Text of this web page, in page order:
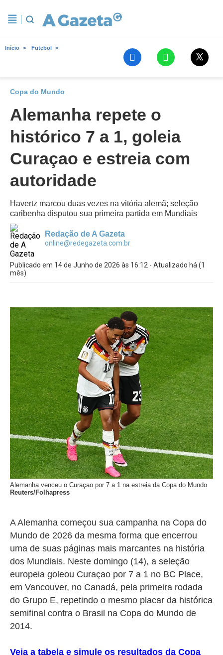
Início Futebol
Copa do Mundo
Alemanha repete o
histórico 7 a 1, goleia
Curaçao e estreia com
autoridade
Havertz marcou duas vezes na vitória alemã; seleção
caribenha disputou sua primeira partida em Mundiais
Redação de A Gazeta
online@redegazeta.com.br
Publicado em 14 de Junho de 2026 às 16:12 - Atualizado há (1
mês)
Alemanha venceu o Curaçao por 7 a 1 na estreia da Copa do Mundo
Reuters/Folhapress
A Alemanha começou sua campanha na Copa do
Mundo de 2026 da mesma forma que encerrou
uma de suas páginas mais marcantes na história
dos Mundiais. Neste domingo (14), a seleção
europeia goleou Curaçao por 7 a 1 no BC Place,
em Vancouver, no Canadá, pela primeira rodada
do Grupo E, repetindo o mesmo placar da histórica
semifinal contra o Brasil na Copa do Mundo de
2014.
Veja a tabela e simule os resultados da Copa